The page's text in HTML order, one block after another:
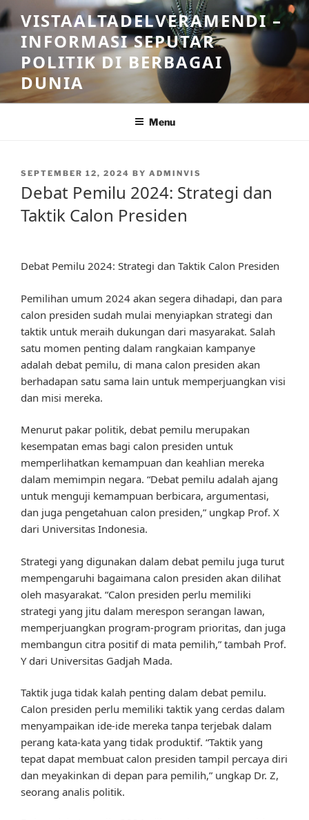
Skip
to
content
VISTAALTADELVERAMENDI –
INFORMASI SEPUTAR
POLITIK DI BERBAGAI
DUNIA
Menu
POSTED
SEPTEMBER 12, 2024 BY ADMINVIS
Debat Pemilu 2024: Strategi dan
Taktik Calon Presiden
Debat Pemilu 2024: Strategi dan Taktik Calon Presiden
Pemilihan umum 2024 akan segera dihadapi, dan para
calon presiden sudah mulai menyiapkan strategi dan
taktik untuk meraih dukungan dari masyarakat. Salah
satu momen penting dalam rangkaian kampanye
adalah debat pemilu, di mana calon presiden akan
berhadapan satu sama lain untuk memperjuangkan visi
dan misi mereka.
Menurut pakar politik, debat pemilu merupakan
kesempatan emas bagi calon presiden untuk
memperlihatkan kemampuan dan keahlian mereka
dalam memimpin negara. “Debat pemilu adalah ajang
untuk menguji kemampuan berbicara, argumentasi,
dan juga pengetahuan calon presiden,” ungkap Prof. X
dari Universitas Indonesia.
Strategi yang digunakan dalam debat pemilu juga turut
mempengaruhi bagaimana calon presiden akan dilihat
oleh masyarakat. “Calon presiden perlu memiliki
strategi yang jitu dalam merespon serangan lawan,
memperjuangkan program-program prioritas, dan juga
membangun citra positif di mata pemilih,” tambah Prof.
Y dari Universitas Gadjah Mada.
Taktik juga tidak kalah penting dalam debat pemilu.
Calon presiden perlu memiliki taktik yang cerdas dalam
menyampaikan ide-ide mereka tanpa terjebak dalam
perang kata-kata yang tidak produktif. “Taktik yang
tepat dapat membuat calon presiden tampil percaya diri
dan meyakinkan di depan para pemilih,” ungkap Dr. Z,
seorang analis politik.